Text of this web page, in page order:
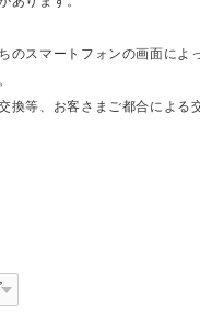
のスマートフォンの画面によ
換等、お客さまご都合による